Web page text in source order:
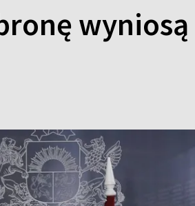
wyniosą